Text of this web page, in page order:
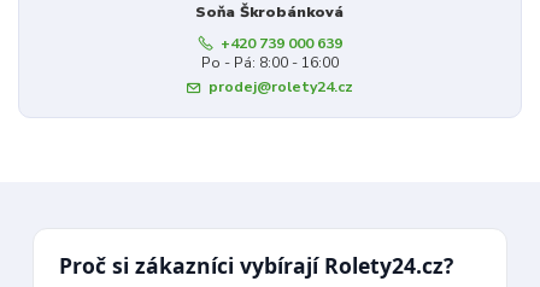
Soňa Škrobánková
+420 739 000 639
Po - Pá: 8:00 - 16:00
prodej@rolety24.cz
Proč si zákazníci vybírají Rolety24.cz?